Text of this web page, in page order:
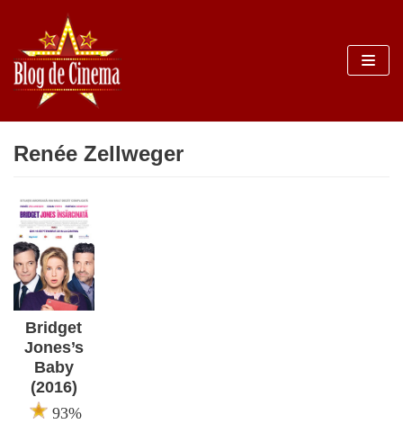
Sari
la
conținut
Renée Zellweger
Bridget
Jones’s
Baby
(2016)
93%